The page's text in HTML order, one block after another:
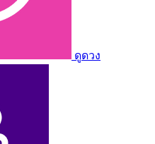
ดูดวง